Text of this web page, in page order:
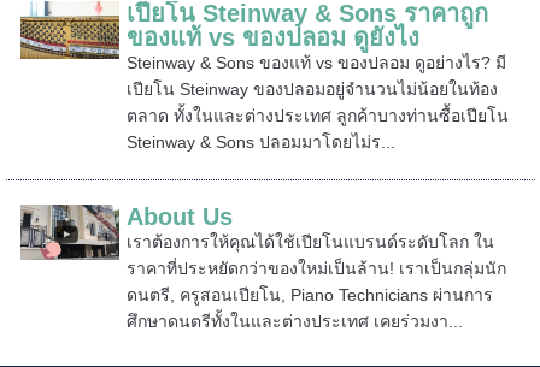
เปียโน Steinway & Sons ราคาถูก
ของแท้ vs ของปลอม ดูยังไง
Steinway & Sons ของแท้ vs ของปลอม ดูอย่างไร? มี
เปียโน Steinway ของปลอมอยู่จำนวนไม่น้อยในท้อง
ตลาด ทั้งในและต่างประเทศ ลูกค้าบางท่านซื้อเปียโน
Steinway & Sons ปลอมมาโดยไม่ร...
About Us
เราต้องการให้คุณได้ใช้เปียโนแบรนด์ระดับโลก ใน
ราคาที่ประหยัดกว่าของใหม่เป็นล้าน! เราเป็นกลุ่มนัก
ดนตรี, ครูสอนเปียโน, Piano Technicians ผ่านการ
ศึกษาดนตรีทั้งในและต่างประเทศ เคยร่วมงา...